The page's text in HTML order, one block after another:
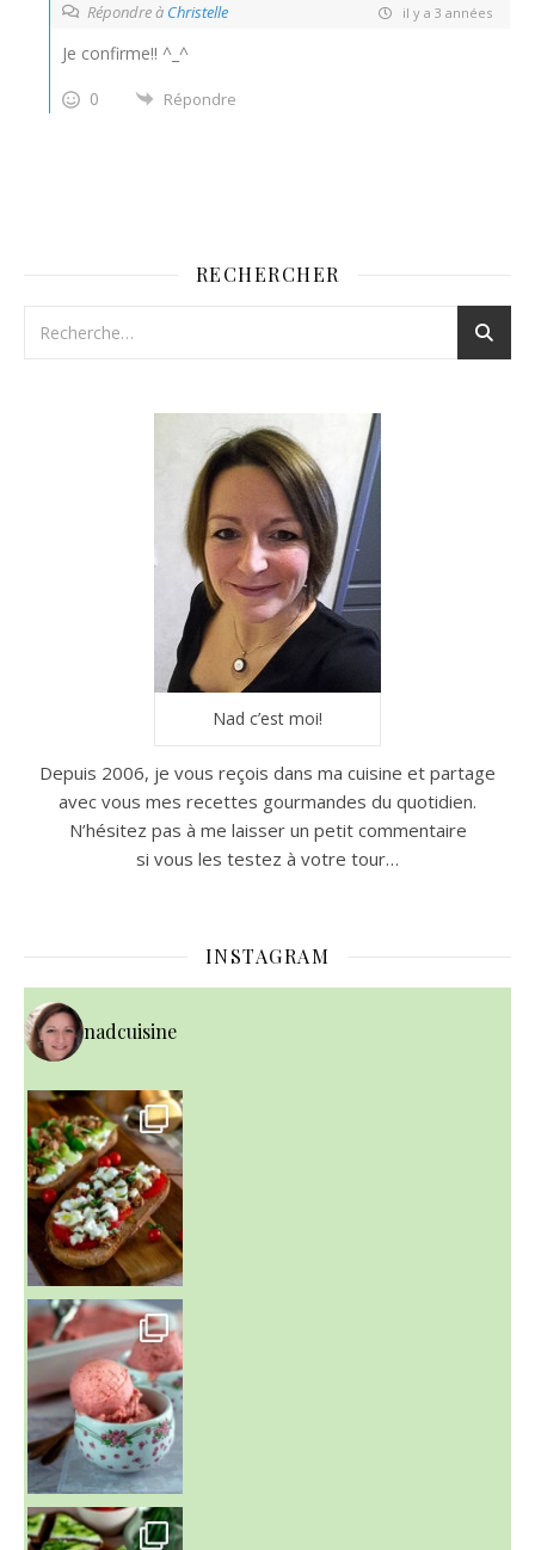
Répondre à Christelle il y a 3 années
Je confirme!! ^_^
0
Répondre
RECHERCHER
Nad c’est moi!
Depuis 2006, je vous reçois dans ma cuisine et partage
avec vous mes recettes gourmandes du quotidien.
N’hésitez pas à me laisser un petit commentaire
si vous les testez à votre tour…
INSTAGRAM
nadcuisine
~ NICE CREAM À LA FRAISE ~
Presque un mois que